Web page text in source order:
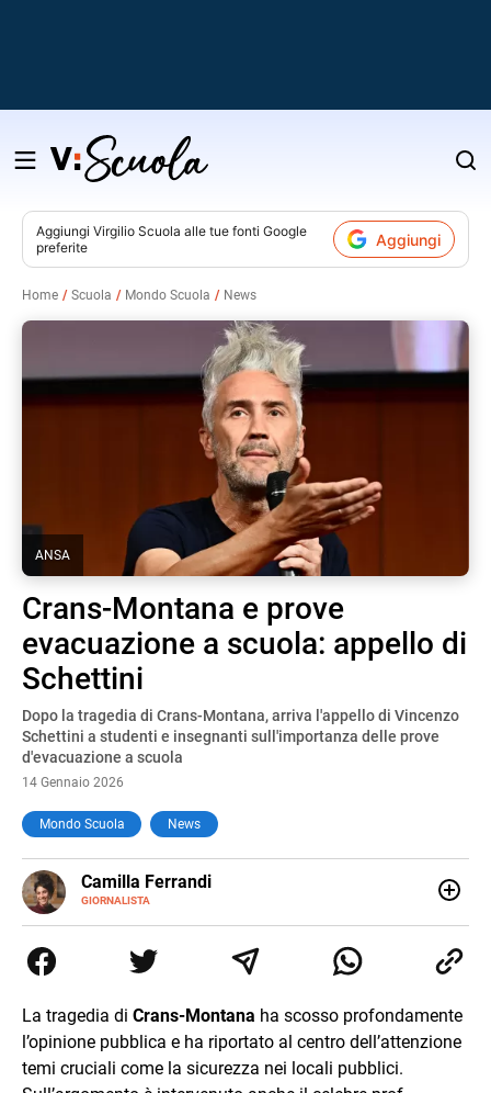
Salta
contenuto
Aggiungi Virgilio Scuola alle tue fonti Google
preferite
Aggiungi
Home Scuola Mondo Scuola News
ANSA
Crans-Montana e prove
evacuazione a scuola: appello di
Schettini
Dopo la tragedia di Crans-Montana, arriva l'appello di Vincenzo
Schettini a studenti e insegnanti sull'importanza delle prove
d'evacuazione a scuola
14 Gennaio 2026
Mondo Scuola News
Camilla Ferrandi
GIORNALISTA
E-
MAIL
LINKEDIN
di trasformare la passione per la scrittura in un lavoro, e
da lì non mi sono più fermata. L’attualità è il mio pane
mente.
La tragedia di Crans-Montana ha scosso profondamente
l’opinione pubblica e ha riportato al centro dell’attenzione
temi cruciali come la sicurezza nei locali pubblici.